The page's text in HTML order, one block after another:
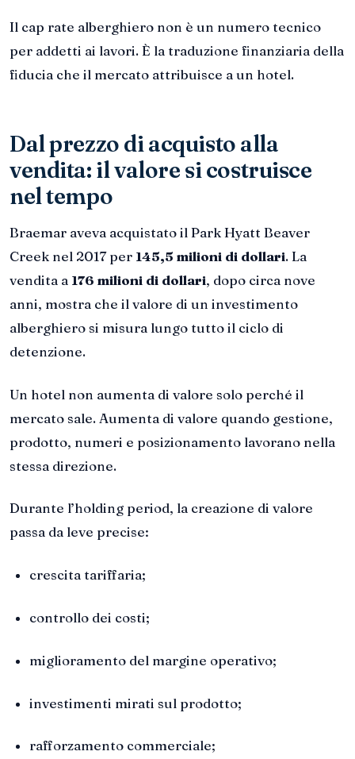
Il cap rate alberghiero non è un numero tecnico
per addetti ai lavori. È la traduzione finanziaria della
fiducia che il mercato attribuisce a un hotel.
Dal prezzo di acquisto alla
vendita: il valore si costruisce
nel tempo
Braemar aveva acquistato il Park Hyatt Beaver
Creek nel 2017 per 145,5 milioni di dollari. La
vendita a 176 milioni di dollari, dopo circa nove
anni, mostra che il valore di un investimento
alberghiero si misura lungo tutto il ciclo di
detenzione.
Un hotel non aumenta di valore solo perché il
mercato sale. Aumenta di valore quando gestione,
prodotto, numeri e posizionamento lavorano nella
stessa direzione.
Durante l’holding period, la creazione di valore
passa da leve precise:
crescita tariffaria;
controllo dei costi;
miglioramento del margine operativo;
investimenti mirati sul prodotto;
rafforzamento commerciale;